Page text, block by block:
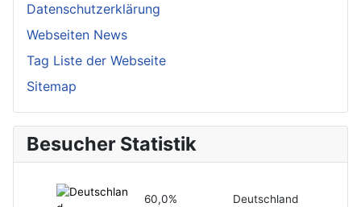
Datenschutzerklärung
Webseiten News
Tag Liste der Webseite
Sitemap
Besucher Statistik
60,0% Deutschland